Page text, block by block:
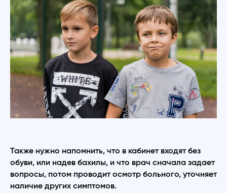
Также нужно напомнить, что в кабинет входят без
обуви, или надев бахилы, и что врач сначала задает
вопросы, потом проводит осмотр больного, уточняет
наличие других симптомов.